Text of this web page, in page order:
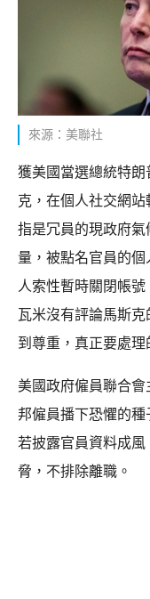
來源：美聯社
獲美國當選總統特
克，在個人社交網
指是冗員的現政府
量，被點名官員的
人索性暫時關閉帳
瓦米沒有評論馬斯
到尊重，真正要處
美國政府僱員聯合
邦僱員播下恐懼的種
若披露官員資料成
脅，不排除離職。